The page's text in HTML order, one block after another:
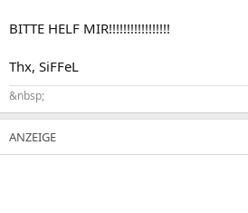
BITTE HELF MIR!!!!!!!!!!!!!!!!!
Thx, SiFFeL
&nbsp;